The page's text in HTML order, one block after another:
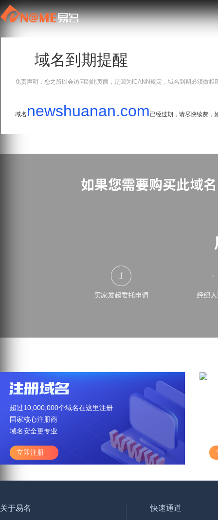
域名到期提醒
免责声明：您之所以会访问到此页面，是因为ICANN规定，域名到期必须做相
域名 newshuanan.com 已经过期，请尽快续费，
超过10,000,000个域名在这里注册
国家核心注册商
域名安全更专业
立即注册
关于易名 快速通道